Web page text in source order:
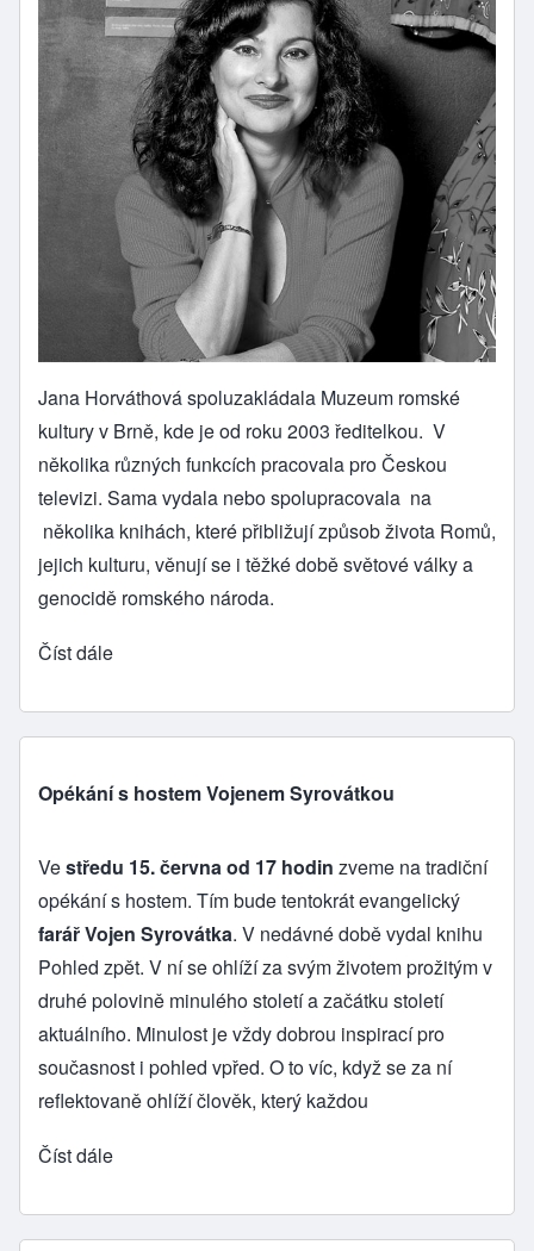
Jana Horváthová spoluzakládala Muzeum romské
kultury v Brně, kde je od roku 2003 ředitelkou. V
několika různých funkcích pracovala pro Českou
televizi. Sama vydala nebo spolupracovala na
několika knihách, které přibližují způsob života Romů,
jejich kulturu, věnují se i těžké době světové války a
genocidě romského národa.
Číst dále
Opékání s hostem Vojenem Syrovátkou
Vestředu 15. června od 17 hodin zveme na tradiční
opékání s hostem. Tím bude tentokrát evangelický
farář Vojen Syrovátka. V nedávné době vydal knihu
Pohled zpět. V ní se ohlíží za svým životem prožitým v
druhé polovině minulého století a začátku století
aktuálního. Minulost je vždy dobrou inspirací pro
současnost i pohled vpřed. O to víc, když se za ní
reflektovaně ohlíží člověk, který každou
Číst dále